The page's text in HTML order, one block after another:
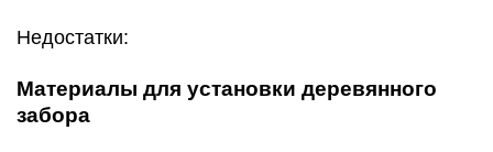
Недостатки:
Материалы для установки деревянного
забора